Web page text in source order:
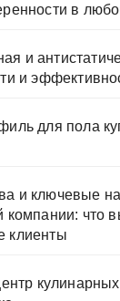
в
и
и
для пола
и ключевые
компании: что
клиенты